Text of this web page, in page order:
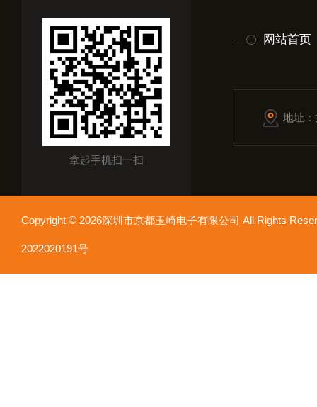
拿起手机扫一扫
网站首页
地址
Copyright © 2026深圳市京都玉崎电子有限公司 All Rights
2022020191号